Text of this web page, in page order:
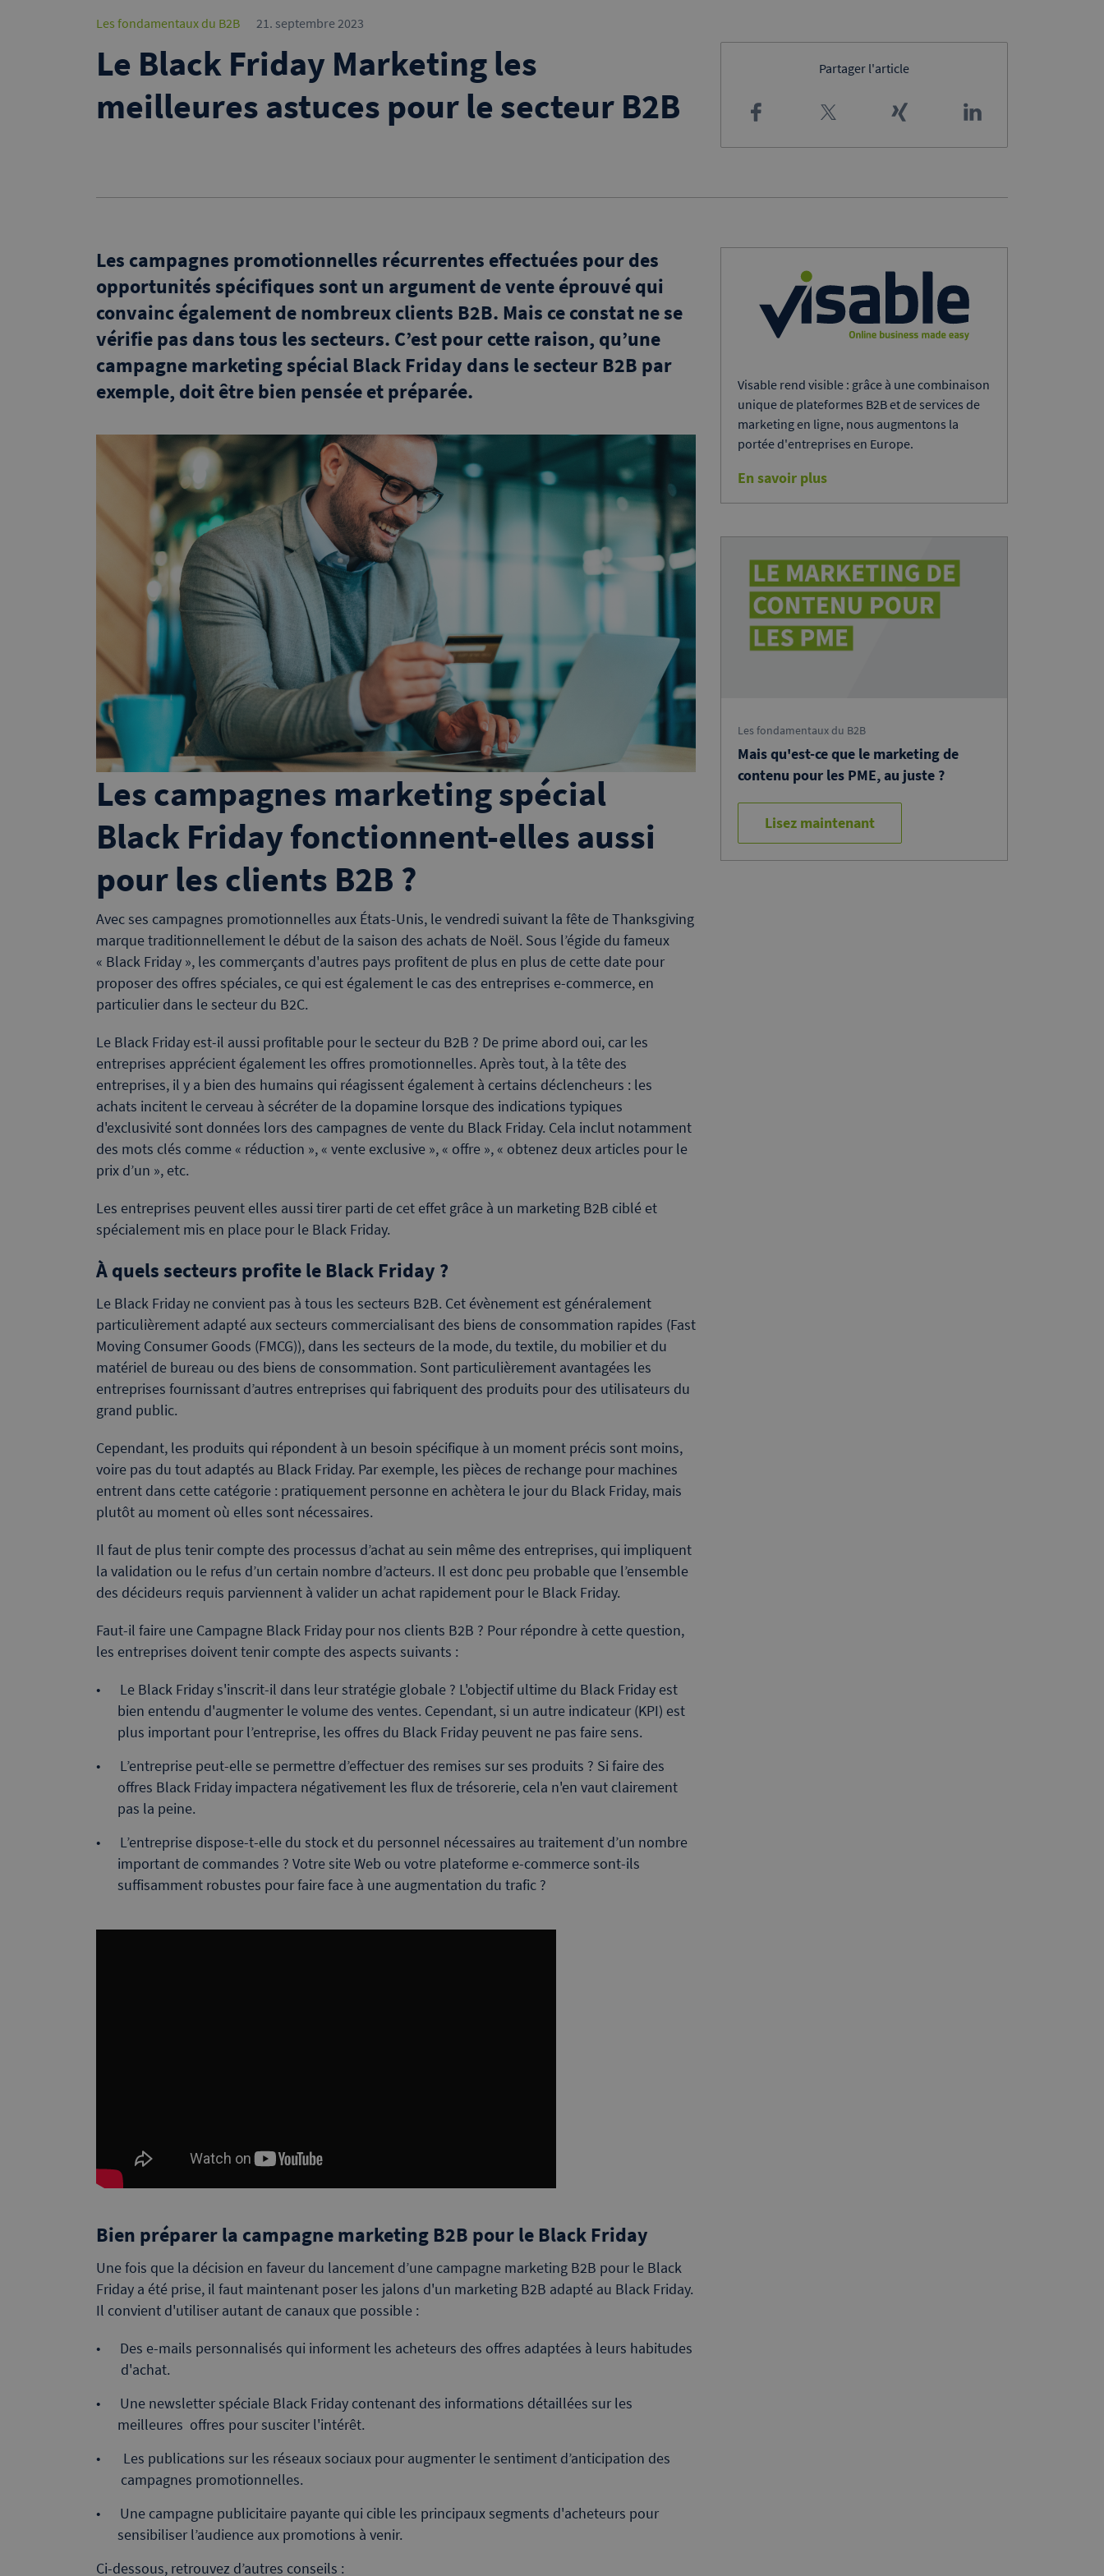
Les fondamentaux du B2B 21. septembre 2023
Le Black Friday Marketing les
meilleures astuces pour le secteur B2B
Partager l'article
Les campagnes promotionnelles récurrentes effectuées pour des
opportunités spécifiques sont un argument de vente éprouvé qui
convainc également de nombreux clients B2B. Mais ce constat ne se
vérifie pas dans tous les secteurs. C’est pour cette raison, qu’une
campagne marketing spécial Black Friday dans le secteur B2B par
exemple, doit être bien pensée et préparée.
Les campagnes marketing spécial
Black Friday fonctionnent-elles aussi
pour les clients B2B ?
Avec ses campagnes promotionnelles aux États-Unis, le vendredi suivant la fête de Thanksgiving
marque traditionnellement le début de la saison des achats de Noël. Sous l’égide du fameux
« Black Friday », les commerçants d'autres pays profitent de plus en plus de cette date pour
proposer des offres spéciales, ce qui est également le cas des entreprises e-commerce, en
particulier dans le secteur du B2C.
Le Black Friday est-il aussi profitable pour le secteur du B2B ? De prime abord oui, car les
entreprises apprécient également les offres promotionnelles. Après tout, à la tête des
entreprises, il y a bien des humains qui réagissent également à certains déclencheurs : les
achats incitent le cerveau à sécréter de la dopamine lorsque des indications typiques
d'exclusivité sont données lors des campagnes de vente du Black Friday. Cela inclut notamment
des mots clés comme « réduction », « vente exclusive », « offre », « obtenez deux articles pour le
prix d’un », etc.
Les entreprises peuvent elles aussi tirer parti de cet effet grâce à un marketing B2B ciblé et
spécialement mis en place pour le Black Friday.
À quels secteurs profite le Black Friday ?
Le Black Friday ne convient pas à tous les secteurs B2B. Cet évènement est généralement
particulièrement adapté aux secteurs commercialisant des biens de consommation rapides (Fast
Moving Consumer Goods (FMCG)), dans les secteurs de la mode, du textile, du mobilier et du
matériel de bureau ou des biens de consommation. Sont particulièrement avantagées les
entreprises fournissant d’autres entreprises qui fabriquent des produits pour des utilisateurs du
grand public.
Cependant, les produits qui répondent à un besoin spécifique à un moment précis sont moins,
voire pas du tout adaptés au Black Friday. Par exemple, les pièces de rechange pour machines
entrent dans cette catégorie : pratiquement personne en achètera le jour du Black Friday, mais
plutôt au moment où elles sont nécessaires.
Il faut de plus tenir compte des processus d’achat au sein même des entreprises, qui impliquent
la validation ou le refus d’un certain nombre d’acteurs. Il est donc peu probable que l’ensemble
des décideurs requis parviennent à valider un achat rapidement pour le Black Friday.
Faut-il faire une Campagne Black Friday pour nos clients B2B ? Pour répondre à cette question,
les entreprises doivent tenir compte des aspects suivants :
Le Black Friday s'inscrit-il dans leur stratégie globale ? L'objectif ultime du Black Friday est
bien entendu d'augmenter le volume des ventes. Cependant, si un autre indicateur (KPI) est
plus important pour l’entreprise, les offres du Black Friday peuvent ne pas faire sens.
L’entreprise peut-elle se permettre d’effectuer des remises sur ses produits ? Si faire des
offres Black Friday impactera négativement les flux de trésorerie, cela n'en vaut clairement
pas la peine.
L’entreprise dispose-t-elle du stock et du personnel nécessaires au traitement d’un nombre
important de commandes ? Votre site Web ou votre plateforme e-commerce sont-ils
suffisamment robustes pour faire face à une augmentation du trafic ?
Bien préparer la campagne marketing B2B pour le Black Friday
Une fois que la décision en faveur du lancement d’une campagne marketing B2B pour le Black
Friday a été prise, il faut maintenant poser les jalons d'un marketing B2B adapté au Black Friday.
Il convient d'utiliser autant de canaux que possible :
Des e-mails personnalisés qui informent les acheteurs des offres adaptées à leurs habitudes
d'achat.
Une newsletter spéciale Black Friday contenant des informations détaillées sur les
meilleures offres pour susciter l'intérêt.
Les publications sur les réseaux sociaux pour augmenter le sentiment d’anticipation des
campagnes promotionnelles.
Une campagne publicitaire payante qui cible les principaux segments d'acheteurs pour
sensibiliser l’audience aux promotions à venir.
Ci-dessous, retrouvez d’autres conseils :
Visable rend visible : grâce à une combinaison
unique de plateformes B2B et de services de
marketing en ligne, nous augmentons la
portée d'entreprises en Europe.
En savoir plus
Les fondamentaux du B2B
Mais qu'est-ce que le marketing de
contenu pour les PME, au juste ?
Lisez maintenant